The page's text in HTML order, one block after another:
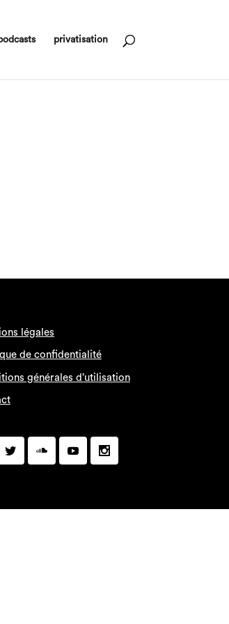
privatisation
légales
de confidentialité
générales d’utilisation